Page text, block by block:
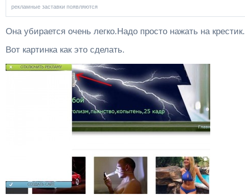
рекламные заставки появляются
Она убирается очень легко.Надо просто нажать на крестик.
Вот картинка как это сделать.